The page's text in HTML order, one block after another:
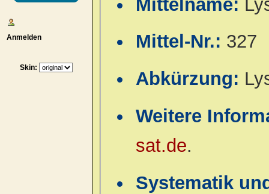
Anmelden
Skin:
Mittelname:
Mittel-Nr.: 327
Abkürzung:
Weitere
sat.de.
Systematik